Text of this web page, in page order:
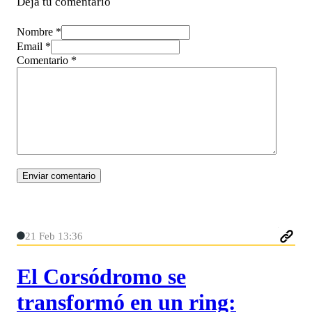
Nombre *
Email *
Comentario *
21 Feb 13:36
El Corsódromo se
transformó en un ring: